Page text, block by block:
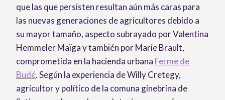
que las que persisten resultan aún más caras para
las nuevas generaciones de agricultores debido a
su mayor tamaño, aspecto subrayado por Valentina
Hemmeler Maïga y también por Marie Brault,
comprometida en la hacienda urbana Ferme de
Budé. Según la experiencia de Willy Cretegy,
agricultor y político de la comuna ginebrina de